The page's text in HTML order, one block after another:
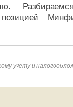
позицией
учету и